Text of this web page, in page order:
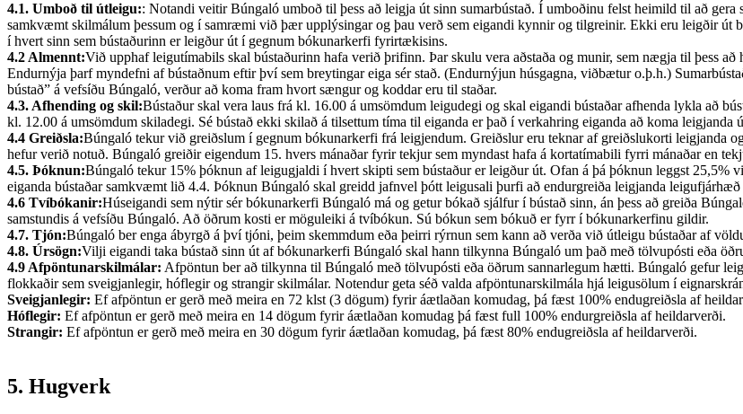
4.1. Umboð til útleigu:: Notandi veitir Búngaló umboð til þess að leigja út sinn sumarbústað. Í umboðinu felst heimild til að
samkvæmt skilmálum þessum og í samræmi við þær upplýsingar og þau verð sem eigandi kynnir og tilgreinir. Ekki eru leigðir út
í hvert sinn sem bústaðurinn er leigður út í gegnum bókunarkerfi fyrirtækisins.
4.2 Almennt:Við upphaf leigutímabils skal bústaðurinn hafa verið þrifinn. Þar skulu vera aðstaða og munir, sem nægja til þess
Endurnýja þarf myndefni af bústaðnum eftir því sem breytingar eiga sér stað. (Endurnýjun húsgagna, viðbætur o.þ.h.)
bústað” á vefsíðu Búngaló, verður að koma fram hvort sængur og koddar eru til staðar.
4.3. Afhending og skil:Bústaður skal vera laus frá kl. 16.00 á umsömdum leigudegi og skal eigandi bústaðar afhenda lykla að
kl. 12.00 á umsömdum skiladegi. Sé bústað ekki skilað á tilsettum tíma til eiganda er það í verkahring eiganda að koma leigjanda
4.4 Greiðsla:Búngaló tekur við greiðslum í gegnum bókunarkerfi frá leigjendum. Greiðslur eru teknar af greiðslukorti
hefur verið notuð. Búngaló greiðir eigendum 15. hvers mánaðar fyrir tekjur sem myndast hafa á kortatímabili fyrri mánaðar en
4.5. Þóknun:Búngaló tekur 15% þóknun af leigugjaldi í hvert skipti sem bústaður er leigður út. Ofan á þá þóknun leggst
eiganda bústaðar samkvæmt lið 4.4. Þóknun Búngaló skal greidd jafnvel þótt leigusali þurfi að endurgreiða leigjanda leigufjárhæð
4.6 Tvíbókanir:Húseigandi sem nýtir sér bókunarkerfi Búngaló má og getur bókað sjálfur í bústað sinn, án þess að greiða
samstundis á vefsíðu Búngaló. Að öðrum kosti er möguleiki á tvíbókun. Sú bókun sem bókuð er fyrr í bókunarkerfinu gildir.
4.7. Tjón:Búngaló ber enga ábyrgð á því tjóni, þeim skemmdum eða þeirri rýrnun sem kann að verða við útleigu bústaðar af
4.8. Úrsögn:Vilji eigandi taka bústað sinn út af bókunarkerfi Búngaló skal hann tilkynna Búngaló um það með tölvupósti eða
4.9 Afpöntunarskilmálar: Afpöntun ber að tilkynna til Búngaló með tölvupósti eða öðrum sannarlegum hætti. Búngaló gefur
flokkaðir sem sveigjanlegir, hóflegir og strangir skilmálar. Notendur geta séð valda afpöntunarskilmála hjá leigusölum í
Sveigjanlegir: Ef afpöntun er gerð með meira en 72 klst (3 dögum) fyrir áætlaðan komudag, þá fæst 100% endugreiðsla af
Hóflegir: Ef afpöntun er gerð með meira en 14 dögum fyrir áætlaðan komudag þá fæst full 100% endurgreiðsla af heildarverði.
Strangir: Ef afpöntun er gerð með meira en 30 dögum fyrir áætlaðan komudag, þá fæst 80% endugreiðsla af heildarverði.
5. Hugverk